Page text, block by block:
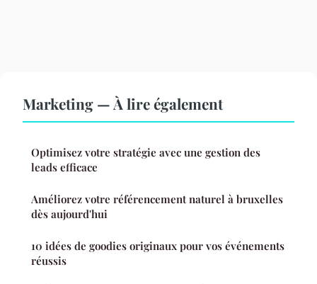
Marketing — À lire également
Optimisez votre stratégie avec une gestion des
leads efficace
Améliorez votre référencement naturel à bruxelles
dès aujourd'hui
10 idées de goodies originaux pour vos événements
réussis